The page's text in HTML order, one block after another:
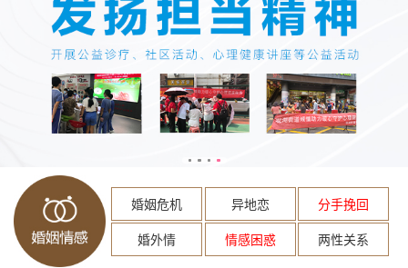
婚姻危机 异地恋
分手挽回
婚外情
情感困惑 两性关系